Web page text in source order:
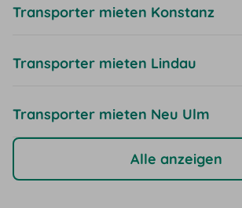
Transporter mieten Konstanz
Transporter mieten Lindau
Transporter mieten Neu Ulm
Alle anzeigen